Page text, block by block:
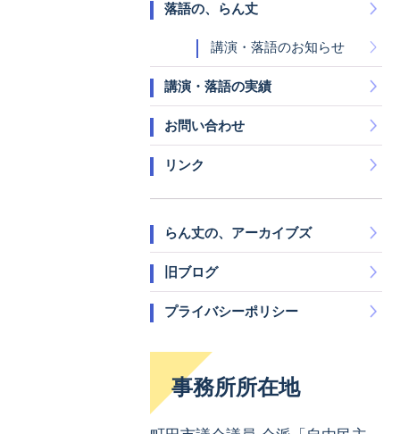
落語の、らん丈
講演・落語のお知らせ
講演・落語の実績
お問い合わせ
リンク
らん丈の、アーカイブズ
旧ブログ
プライバシーポリシー
事務所所在地